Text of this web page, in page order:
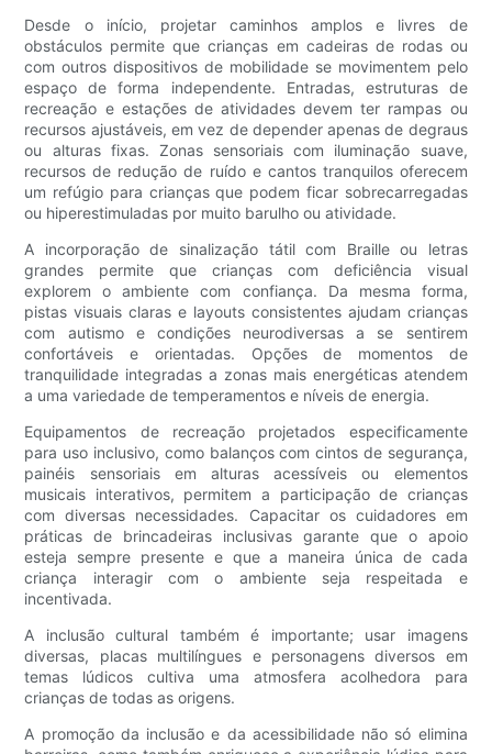
Desde o início, projetar caminhos amplos e livres de
obstáculos permite que crianças em cadeiras de rodas ou
com outros dispositivos de mobilidade se movimentem pelo
espaço de forma independente. Entradas, estruturas de
recreação e estações de atividades devem ter rampas ou
recursos ajustáveis, em vez de depender apenas de degraus
ou alturas fixas. Zonas sensoriais com iluminação suave,
recursos de redução de ruído e cantos tranquilos oferecem
um refúgio para crianças que podem ficar sobrecarregadas
ou hiperestimuladas por muito barulho ou atividade.
A incorporação de sinalização tátil com Braille ou letras
grandes permite que crianças com deficiência visual
explorem o ambiente com confiança. Da mesma forma,
pistas visuais claras e layouts consistentes ajudam crianças
com autismo e condições neurodiversas a se sentirem
confortáveis ​​e orientadas. Opções de momentos de
tranquilidade integradas a zonas mais energéticas atendem
a uma variedade de temperamentos e níveis de energia.
Equipamentos de recreação projetados especificamente
para uso inclusivo, como balanços com cintos de segurança,
painéis sensoriais em alturas acessíveis ou elementos
musicais interativos, permitem a participação de crianças
com diversas necessidades. Capacitar os cuidadores em
práticas de brincadeiras inclusivas garante que o apoio
esteja sempre presente e que a maneira única de cada
criança interagir com o ambiente seja respeitada e
incentivada.
A inclusão cultural também é importante; usar imagens
diversas, placas multilíngues e personagens diversos em
temas lúdicos cultiva uma atmosfera acolhedora para
crianças de todas as origens.
A promoção da inclusão e da acessibilidade não só elimina